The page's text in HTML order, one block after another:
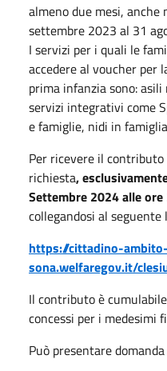
almeno due mesi, anche
settembre 2023 al 31
I servizi per i quali le
accedere al voucher per
prima infanzia sono:
servizi integrativi come
e famiglie, nidi in
Per ricevere il
richiesta,
Settembre 2024 alle
collegandosi al seguente
https://cittadino-
sona.welfaregov.it/
Il contributo è
concessi per i medesimi
Può presentare